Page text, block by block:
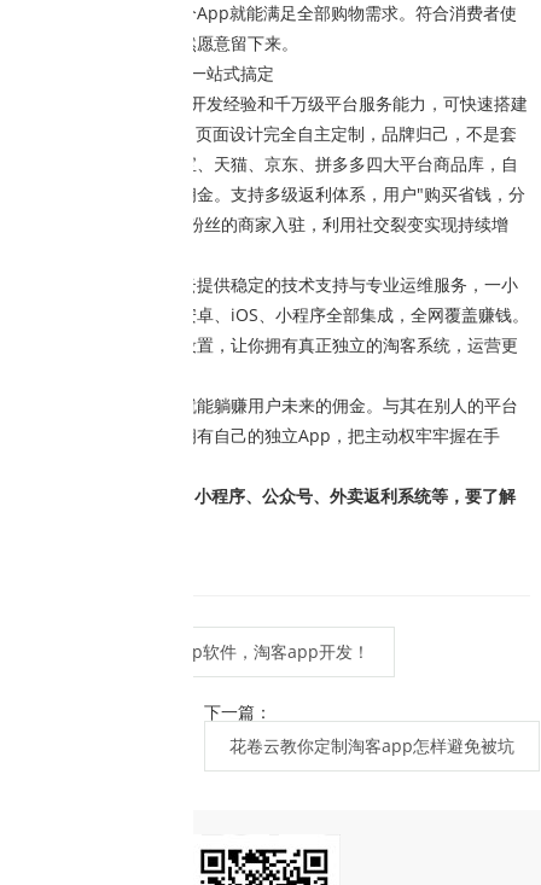
复制口令到公众号，一个App就能满足全部购物需求。符合消费者使
用习惯的产品，用户自然愿意留下来。
花卷云：7年经验，一站式搞定
花卷云拥有7年专业开发经验和千万级平台服务能力，可快速搭建
属于你的专属淘客App。页面设计完全自主定制，品牌归己，不是套
模板。系统自动采集淘宝、天猫、京东、拼多多四大平台商品库，自
动转链，高效获取高额佣金。支持多级返利体系，用户"购买省钱，分
享赚钱"，同时吸引自带粉丝的商家入驻，利用社交裂变实现持续增
更关键的是，花卷云提供稳定的技术支持与专业运维服务，一小
时即可快速配置完成，安卓、iOS、小程序全部集成，全网覆盖赚钱。
功能齐全，支持个性化设置，让你拥有真正独立的淘客系统，运营更
谁先抢占用户，谁就能躺赚用户未来的佣金。与其在别人的平台
上小心翼翼，不如尽早拥有自己的独立App，把主动权牢牢握在手
开发出售原生app、小程序、公众号、外卖返利系统等，要了解
开发淘客app软件，淘客app开发！
下一篇：
花卷云教你定制淘客app怎样避免被坑